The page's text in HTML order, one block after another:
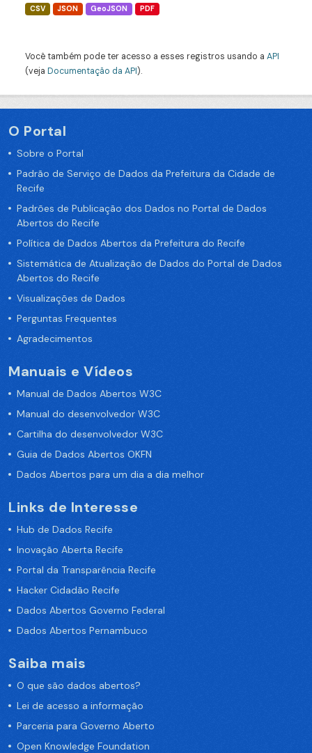
CSV JSON GeoJSON PDF
Você também pode ter acesso a esses registros usando a API
(veja Documentação da API).
O Portal
Sobre o Portal
Padrão de Serviço de Dados da Prefeitura da Cidade de
Recife
Padrões de Publicação dos Dados no Portal de Dados
Abertos do Recife
Política de Dados Abertos da Prefeitura do Recife
Sistemática de Atualização de Dados do Portal de Dados
Abertos do Recife
Visualizações de Dados
Perguntas Frequentes
Agradecimentos
Manuais e Vídeos
Manual de Dados Abertos W3C
Manual do desenvolvedor W3C
Cartilha do desenvolvedor W3C
Guia de Dados Abertos OKFN
Dados Abertos para um dia a dia melhor
Links de Interesse
Hub de Dados Recife
Inovação Aberta Recife
Portal da Transparência Recife
Hacker Cidadão Recife
Dados Abertos Governo Federal
Dados Abertos Pernambuco
Saiba mais
O que são dados abertos?
Lei de acesso a informação
Parceria para Governo Aberto
Open Knowledge Foundation